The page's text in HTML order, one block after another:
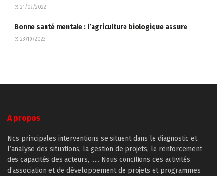
21/02/2022
Bonne santé mentale : l’agriculture biologique assure
23/10/2023
A propos
Nos principales interventions se situent dans le diagnostic et
l’analyse des situations, la gestion de projets, le renforcement
des capacités des acteurs, ….. Nous concilions des activités
d’association et de développement de projets et programmes.